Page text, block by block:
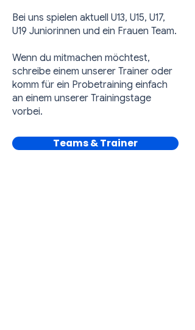
Bei uns spielen aktuell U13, U15, U17,
U19 Juniorinnen und ein Frauen Team.
Wenn du mitmachen möchtest,
schreibe einem unserer Trainer oder
komm für ein Probetraining einfach
an einem unserer Trainingstage
vorbei.
Teams & Trainer